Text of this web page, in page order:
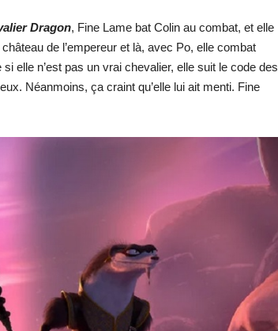
Dragon, Fine Lame bat Colin au combat, et elle
de l’empereur et là, avec Po, elle combat
elle n’est pas un vrai chevalier, elle suit le code des
Néanmoins, ça craint qu’elle lui ait menti. Fine